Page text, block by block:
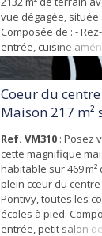
vue dégagée, située
Composée de : -
entrée, cuisine
pièce de vie de 37
bois de 2010
terrasse exposée
et panneau solaire,
salle d'eau avec
l'italienne...
Coeur du
Maison 217 m²
de te...
Ref. VM310 : Posez
cette magnifique
habitable sur 469
plein cœur du
Pontivy, toutes les
écoles à pied.
entrée, petit salon de